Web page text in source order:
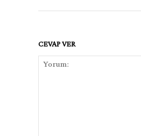
CEVAP VER